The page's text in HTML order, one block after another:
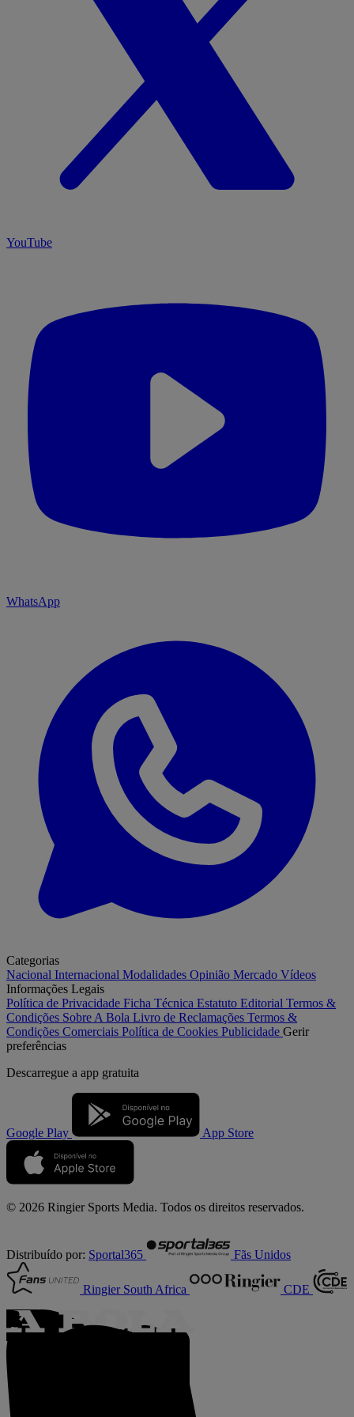
YouTube
WhatsApp
Categorias
Nacional Internacional Modalidades Opinião Mercado Vídeos
Informações Legais
Política de Privacidade Ficha Técnica Estatuto Editorial Termos &
Condições Sobre A Bola Livro de Reclamações Termos &
Condições Comerciais Política de Cookies Publicidade Gerir
preferências
Descarregue a app gratuita
Google Play App Store
© 2026 Ringier Sports Media. Todos os direitos reservados.
Distribuído por: Sportal365 Fãs Unidos
Ringier South Africa CDE